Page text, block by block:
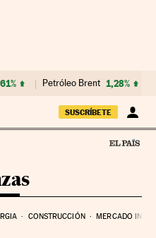
Petróleo Brent 1,28%
SUSCRÍBETE
CONSTRUCCIÓN MERCADO